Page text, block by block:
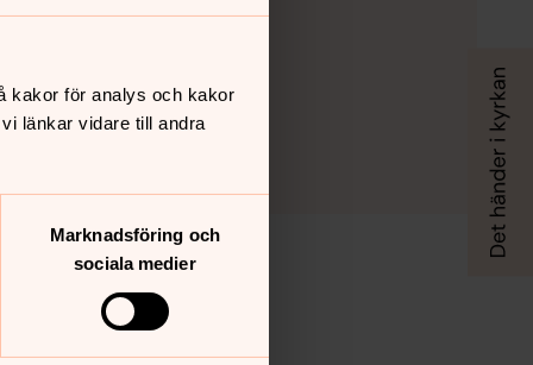
kakor för analys och kakor
länkar vidare till andra
Marknadsföring och
sociala medier